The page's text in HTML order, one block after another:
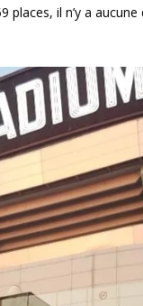
places, il n’y a